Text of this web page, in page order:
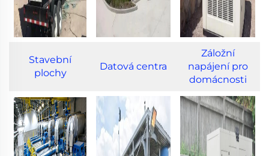
Stavební
plochy
Datová centra
Záložní
napájení pro
domácnosti